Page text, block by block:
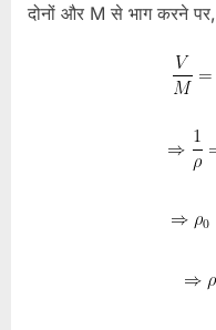
दोनों और M से भाग करने पर,